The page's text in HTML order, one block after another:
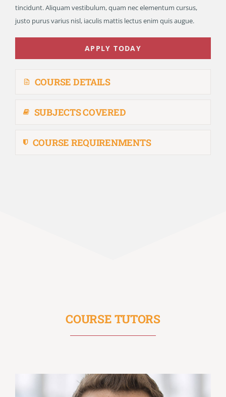
tincidunt. Aliquam vestibulum, quam nec elementum cursus,
justo purus varius nisl, iaculis mattis lectus enim quis augue.
APPLY TODAY
COURSE DETAILS
SUBJECTS COVERED
COURSE REQUIRENMENTS
COURSE TUTORS